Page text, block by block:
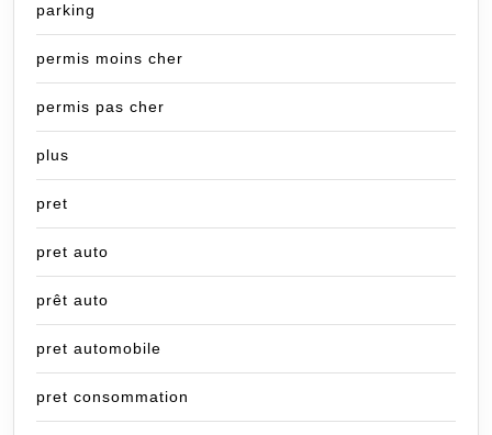
parking
permis moins cher
permis pas cher
plus
pret
pret auto
prêt auto
pret automobile
pret consommation